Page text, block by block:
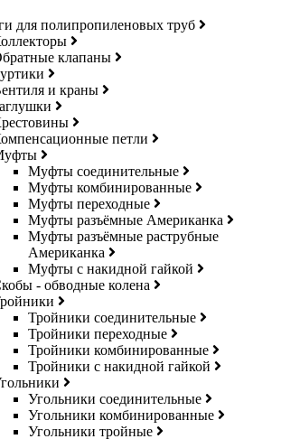
для полипропиленовых труб
клапаны
и краны
петли
Муфты соединительные
Муфты комбинированные
Муфты переходные
Муфты разъёмные Американка
Муфты разъёмные раструбные
Американка
Муфты с накидной гайкой
- обводные колена
Тройники соединительные
Тройники переходные
Тройники комбинированные
Тройники с накидной гайкой
Угольники соединительные
Угольники комбинированные
Угольники тройные